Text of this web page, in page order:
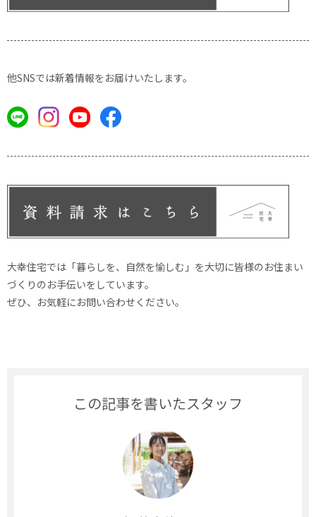
他SNSでは新着情報をお届けいたします。
大幸住宅では「暮らしを、自然を愉しむ」を大切に皆様のお住まい
づくりのお手伝いをしています。
ぜひ、お気軽にお問い合わせください。
この記事を書いたスタッフ